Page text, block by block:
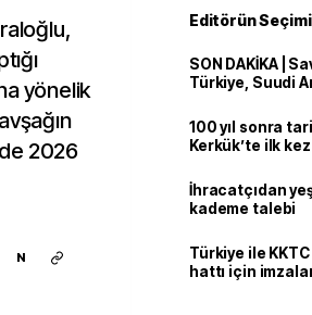
yönelik
2026
N
Editörün Seçimi
SON DAKİKA |
Türkiye, Suudi
100 yıl sonra
Kerkük’te ilk
İhracatçıdan
kademe talebi
Türkiye ile
hattı için